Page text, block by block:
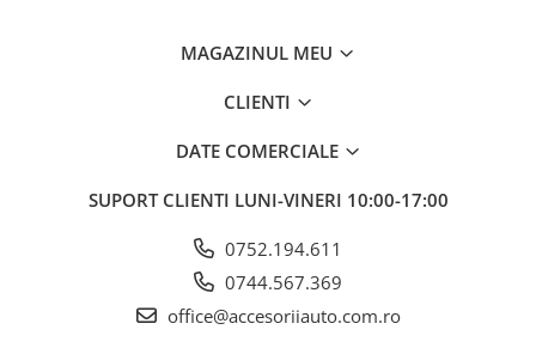
Cabluri Alimentare Date Telefon
Invertor Auto
Roboti Pornire Auto
MAGAZINUL MEU
CLIENTI
DATE COMERCIALE
SUPORT CLIENTI LUNI-VINERI 10:00-17:00
0752.194.611
0744.567.369
office@accesoriiauto.com.ro